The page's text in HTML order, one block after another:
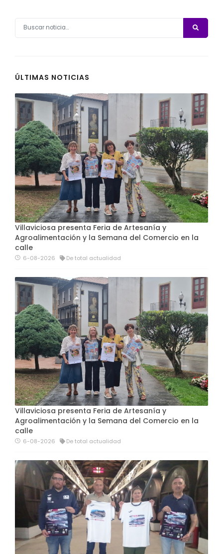
ÚLTIMAS NOTICIAS
Villaviciosa presenta Feria de Artesanía y
Agroalimentación y la Semana del Comercio en la
calle
6-08-2026 De total actualidad
Villaviciosa presenta Feria de Artesanía y
Agroalimentación y la Semana del Comercio en la
calle
6-08-2026 De total actualidad